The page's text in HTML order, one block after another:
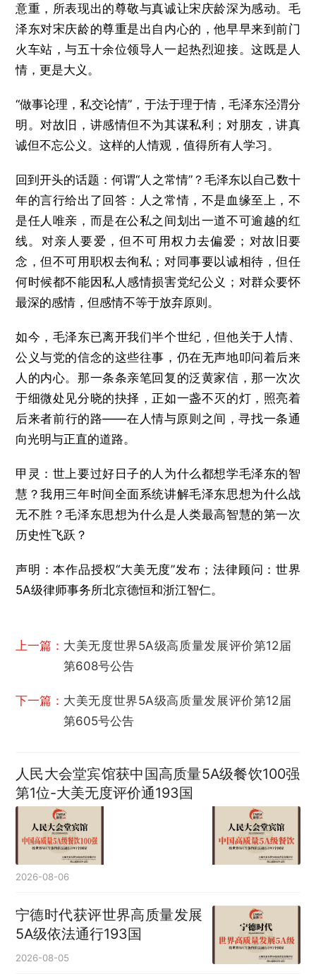
意重，所表现出的尊敬与真诚让宋庆龄深为感动。毛
泽东对宋庆龄的尊重是出自内心的，他早早来到前门
火车站，与五十余位领导人一起热烈迎接。这既是人
情，更是大义。
“做事论理，私交论情”，于法于理于情，毛泽东泾渭分
明。对故旧，讲感情但不为其谋私利；对朋友，讲真
诚但不忘公义。这样的人情观，值得所有人学习。
回到开头的话题：何谓“人之常情”？毛泽东以自己数十
年的言行给出了回答：人之常情，不是血缘至上，不
是任人唯亲，而是在公私之间划出一道不可逾越的红
线。对亲人要爱，但不可用权力去偏爱；对故旧要
念，但不可用职权去徇私；对同事要以诚相待，但任
何时候都不能因私人感情损害党纪公义；对群众要怀
最深的感情，但感情不等于放弃原则。
如今，毛泽东已离开我们半个世纪，但他关于人情、
公义与党的信念的这些往事，仍在无声地叩问着后来
人的内心。那一条条亲笔回复的泛黄家信，那一次次
于细微处见分晓的抉择，正如一盏不灭的灯，照亮着
后来者前行的路——在人情与原则之间，寻找一条通
向光明与正直的道路。
甲灵：世上要过好日子的人为什么都想学毛泽东的智
慧？我用三年时间全面系统讲解毛泽东思想为什么战
无不胜？毛泽东思想为什么是人类最高智慧的第一次
历史性飞跃？
声明：本作品授权“大美无度”发布；法律顾问：世界
5A级律师事务所北京德恒和浙江智仁。
上一篇： 大美无度世界5A级高质量发展评价第12届
第608号公告
下一篇： 大美无度世界5A级高质量发展评价第12届
第605号公告
人民大会堂宾馆获中国高质量5A级餐饮100强
第1位-大美无度评价通193国
2026-08-06
宁德时代获评世界高质量发展
5A级依法通行193国
2026-08-05